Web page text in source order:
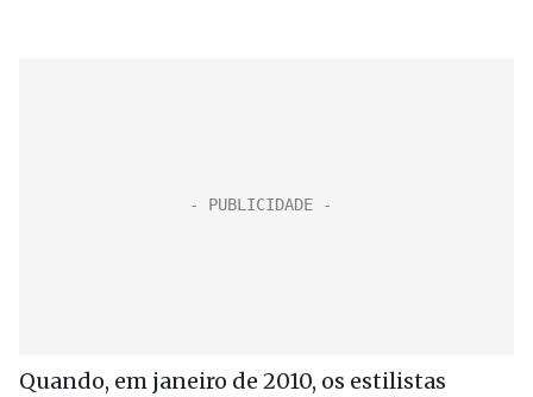
Quando, em janeiro de 2010, os estilistas